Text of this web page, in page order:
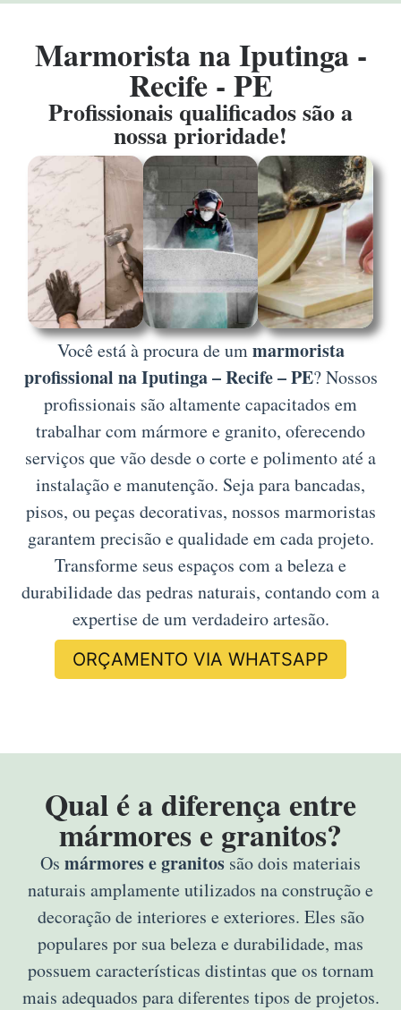
Marmorista na Iputinga -
Recife - PE
Profissionais qualificados são a
nossa prioridade!
Você está à procura de ummarmorista
profissional na Iputinga – Recife – PE? Nossos
profissionais são altamente capacitados em
trabalhar com mármore e granito, oferecendo
serviços que vão desde o corte e polimento até a
instalação e manutenção. Seja para bancadas,
pisos, ou peças decorativas, nossos marmoristas
garantem precisão e qualidade em cada projeto.
Transforme seus espaços com a beleza e
durabilidade das pedras naturais, contando com a
expertise de um verdadeiro artesão.
ORÇAMENTO VIA WHATSAPP
Qual é a diferença entre
mármores e granitos?
Os mármores e granitos são dois materiais
naturais amplamente utilizados na construção e
decoração de interiores e exteriores. Eles são
populares por sua beleza e durabilidade, mas
possuem características distintas que os tornam
mais adequados para diferentes tipos de projetos.